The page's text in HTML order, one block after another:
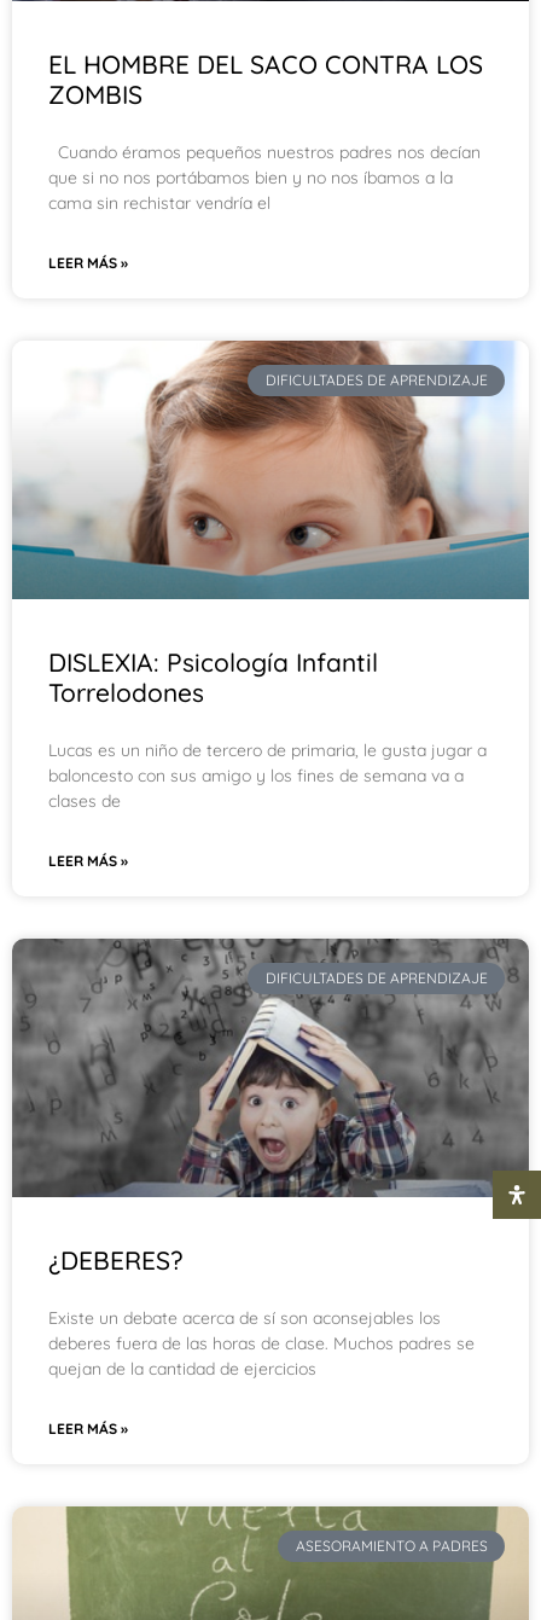
EL HOMBRE DEL SACO CONTRA LOS
ZOMBIS
Cuando éramos pequeños nuestros padres nos decían
que si no nos portábamos bien y no nos íbamos a la
cama sin rechistar vendría el
LEER MÁS »
DIFICULTADES DE APRENDIZAJE
DISLEXIA: Psicología Infantil
Torrelodones
Lucas es un niño de tercero de primaria, le gusta jugar a
baloncesto con sus amigo y los fines de semana va a
clases de
LEER MÁS »
DIFICULTADES DE APRENDIZAJE
¿DEBERES?
Existe un debate acerca de sí son aconsejables los
deberes fuera de las horas de clase. Muchos padres se
quejan de la cantidad de ejercicios
LEER MÁS »
ASESORAMIENTO A PADRES